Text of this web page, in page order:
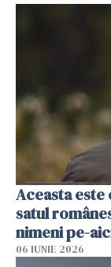
Aceasta
satul
nimeni pe-
06 IUNIE 2026